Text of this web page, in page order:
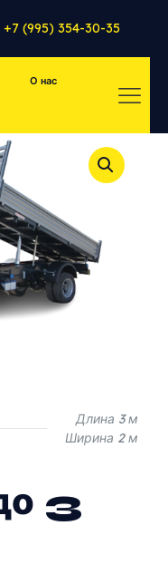
+7 (995) 354-30-35
О нас
Длина 3 м
Ширина 2 м
3